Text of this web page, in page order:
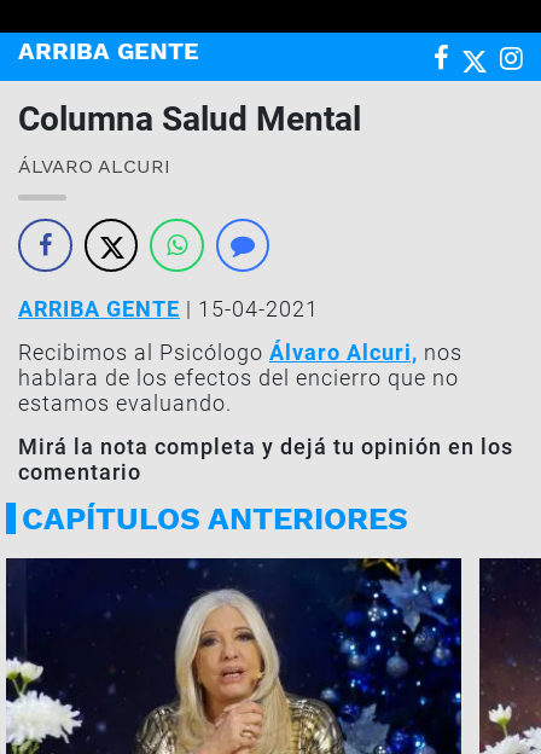
ARRIBA GENTE
Columna Salud Mental
ÁLVARO ALCURI
ARRIBA GENTE | 15-04-2021
Recibimos al Psicólogo Álvaro Alcuri, nos
hablara de los efectos del encierro que no
estamos evaluando.
Mirá la nota completa y dejá tu opinión en los
comentario
CAPÍTULOS ANTERIORES